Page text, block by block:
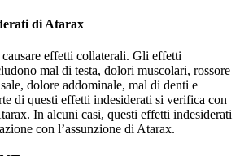
di Atarax
effetti collaterali. Gli effetti
mal di testa, dolori muscolari, rossore
dolore addominale, mal di denti e
di questi effetti indesiderati si verifica con
In alcuni casi, questi effetti indesiderati
con l’assunzione di Atarax.